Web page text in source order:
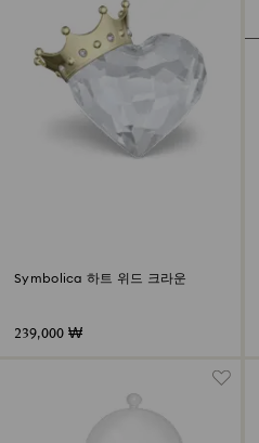
Symbolica 하트 위드 크라운
239,000 ₩